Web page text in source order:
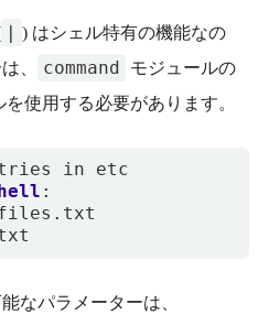
| ) はシェル特有の機能なの
、
command
モジュールの
使用する必要があります。
in etc
:
なパラメーターは、